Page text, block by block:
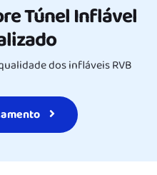
Túnel Inflável
dos infláveis RVB